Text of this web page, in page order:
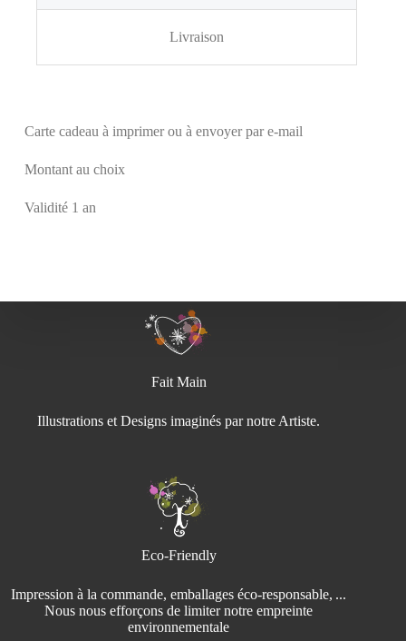
Livraison
Carte cadeau à imprimer ou à envoyer par e-mail
Montant au choix
Validité 1 an
Fait Main
Illustrations et Designs imaginés par notre Artiste.
Eco-Friendly
Impression à la commande, emballages éco‑responsable, ...
Nous nous efforçons de limiter notre empreinte
environnementale